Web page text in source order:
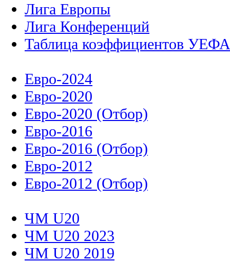
Лига Европы
Лига Конференций
Таблица коэффициентов УЕФА
Евро-2024
Евро-2020
Евро-2020 (Отбор)
Евро-2016
Евро-2016 (Отбор)
Евро-2012
Евро-2012 (Отбор)
ЧМ U20
ЧМ U20 2023
ЧМ U20 2019